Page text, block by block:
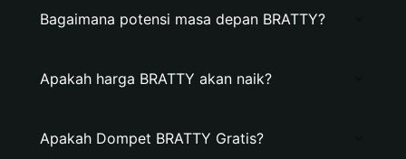
Bagaimana potensi masa depan BRATTY?
Apakah harga BRATTY akan naik?
Apakah Dompet BRATTY Gratis?